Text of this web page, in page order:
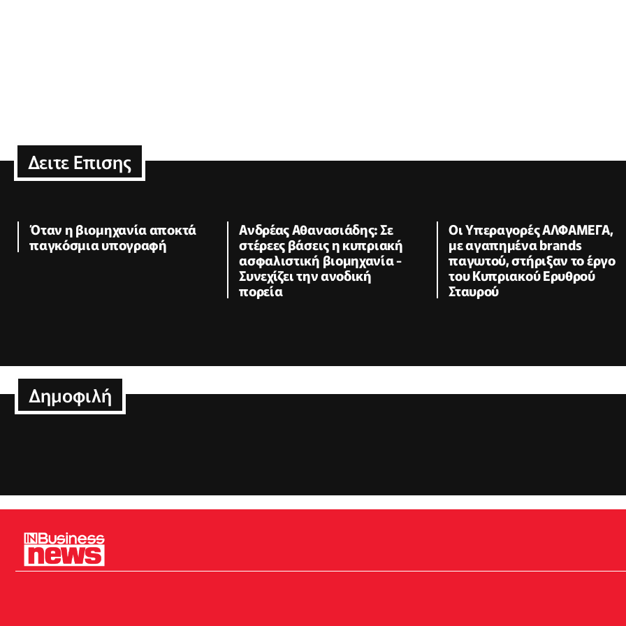
Δειτε Επισης
Όταν η βιομηχανία αποκτά
παγκόσμια υπογραφή
Ανδρέας Αθανασιάδης: Σε
στέρεες βάσεις η κυπριακή
ασφαλιστική βιομηχανία -
Συνεχίζει την ανοδική
πορεία
Οι Υπεραγορές ΑΛΦΑΜΕΓΑ,
με αγαπημένα brands
παγωτού, στήριξαν το έργο
του Κυπριακού Ερυθρού
Σταυρού
Δημοφιλή